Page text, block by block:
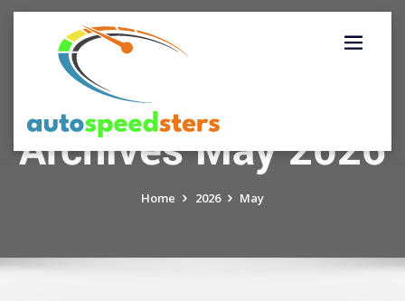
Skip
Archives May 2026
Home 2026 May